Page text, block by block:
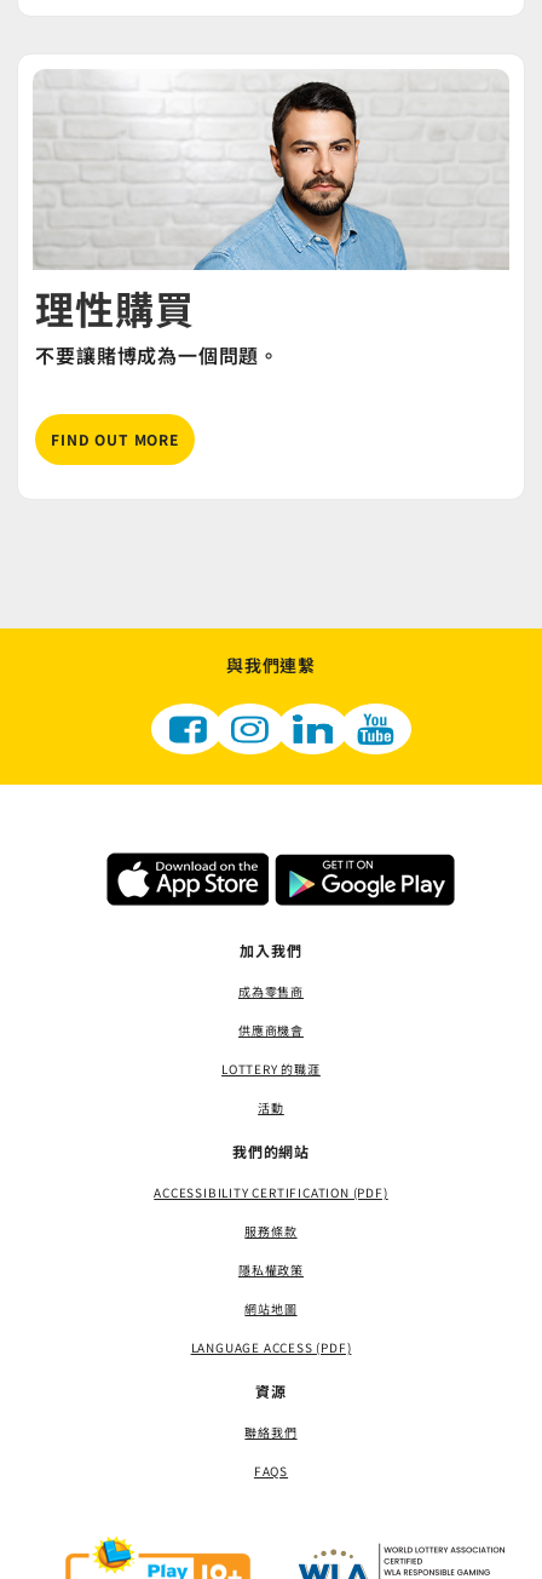
理性購買
不要讓賭博成為一個問題。
FIND OUT MORE
與我們連繫
加入我們
成為零售商
供應商機會
LOTTERY 的職涯
活動
我們的網站
ACCESSIBILITY CERTIFICATION (PDF)
服務條款
隱私權政策
網站地圖
LANGUAGE ACCESS (PDF)
資源
聯絡我們
FAQS